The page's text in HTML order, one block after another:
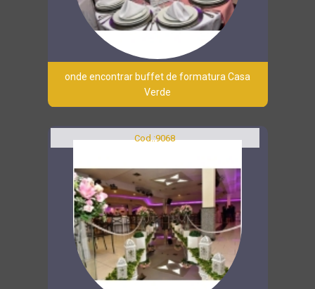
onde encontrar buffet de formatura Casa
Verde
Cod.:9068